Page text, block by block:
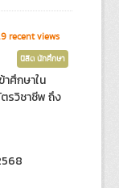
recent views
นิสิต นักศึกษา
าศึกษาใน
รวิชาชีพ ถึง